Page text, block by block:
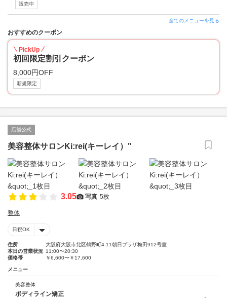
販売中
全てのメニューを見る
おすすめのクーポン
PickUp
初回限定割引クーポン
8,000円OFF
新規限定
店舗公式
美容整体サロンKi:rei(キーレイ）"
3.05 写真 5枚
整体
日祝OK
住所
大阪府大阪市北区鶴野町4-11朝日プラザ梅田912号室
本日の営業状況 11:00〜20:30
価格帯
￥6,600〜￥17,600
メニュー
美容整体
ボディライン矯正